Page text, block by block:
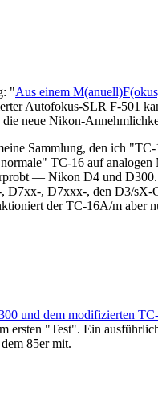
"Aus einem
Autofokus-SLR F-501
neue Nikon-
Sammlung, den ich
TC-16 auf
— Nikon D4 und
, D7xxx-, den D3/
der TC-16A/m aber
und dem modifizierten
"Test". Ein
85er mit.